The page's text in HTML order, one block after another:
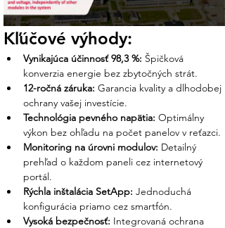
Z vášho prieskumu vieme, že SolarEdge je
voľbou pre tých, ktorí chcú mať o svojej
elektrárni absolútny prehľad. My v Ensun
vám garantujeme odborné zázemie:
Osobná podpora nášho tímu:
Pomôžeme vám s návrhom
optimalizátorov pre vaše panely tak, aby
ste naplno využili potenciál 12-ročnej
záruky a inteligentnej správy energie.
Nastavenie monitoringu:Náš tím vám
pripraví prístup do portálu, kde uvidíte
výkon každého panelu zvlášť, čo
Kľúčové výhody:
Vynikajúca účinnosť 98,3 %: Špičková
konverzia energie bez zbytočných strát.
12-ročná záruka: Garancia kvality a dlhodobej
ochrany vašej investície.
Technológia pevného napätia: Optimálny
výkon bez ohľadu na počet panelov v reťazci.
Monitoring na úrovni modulov: Detailný
prehľad o každom paneli cez internetový
portál.
Rýchla inštalácia SetApp: Jednoduchá
konfigurácia priamo cez smartfón.
Vysoká bezpečnosť: Integrovaná ochrana